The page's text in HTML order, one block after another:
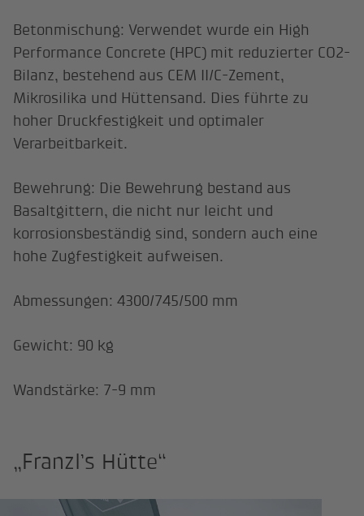
Betonmischung: Verwendet wurde ein High
Performance Concrete (HPC) mit reduzierter CO2-
Bilanz, bestehend aus CEM II/C-Zement,
Mikrosilika und Hüttensand. Dies führte zu
hoher Druckfestigkeit und optimaler
Verarbeitbarkeit.
Bewehrung: Die Bewehrung bestand aus
Basaltgittern, die nicht nur leicht und
korrosionsbeständig sind, sondern auch eine
hohe Zugfestigkeit aufweisen.
Abmessungen: 4300/745/500 mm
Gewicht: 90 kg
Wandstärke: 7-9 mm
„Franzl’s Hütte“